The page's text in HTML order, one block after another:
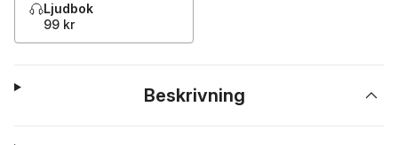
Ljudbok
99 kr
Beskrivning